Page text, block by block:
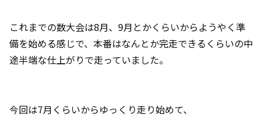
これまでの数大会は8月、9月とかくらいからようやく準
備を始める感じで、本番はなんとか完走できるくらいの中
途半端な仕上がりで走っていました。
今回は7月くらいからゆっくり走り始めて、